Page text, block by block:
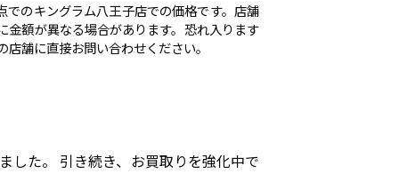
のキングラム八王子店での価格です。店舗
金額が異なる場合があります。恐れ入ります
舗に直接お問い合わせください。
した。 引き続き、お買取りを強化中で